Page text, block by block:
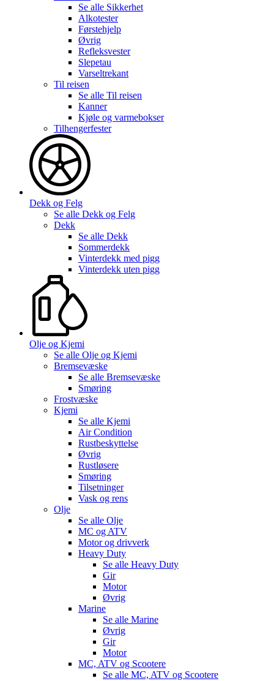
Se alle Sikkerhet
Alkotester
Førstehjelp
Øvrig
Refleksvester
Slepetau
Varseltrekant
Til reisen
Se alle Til reisen
Kanner
Kjøle og varmebokser
Tilhengerfester
Dekk og Felg
Se alle Dekk og Felg
Dekk
Se alle Dekk
Sommerdekk
Vinterdekk med pigg
Vinterdekk uten pigg
Olje og Kjemi
Se alle Olje og Kjemi
Bremsevæske
Se alle Bremsevæske
Smøring
Frostvæske
Kjemi
Se alle Kjemi
Air Condition
Rustbeskyttelse
Øvrig
Rustløsere
Smøring
Tilsetninger
Vask og rens
Olje
Se alle Olje
MC og ATV
Motor og drivverk
Heavy Duty
Se alle Heavy Duty
Gir
Motor
Øvrig
Marine
Se alle Marine
Øvrig
Gir
Motor
MC, ATV og Scootere
Se alle MC, ATV og Scootere